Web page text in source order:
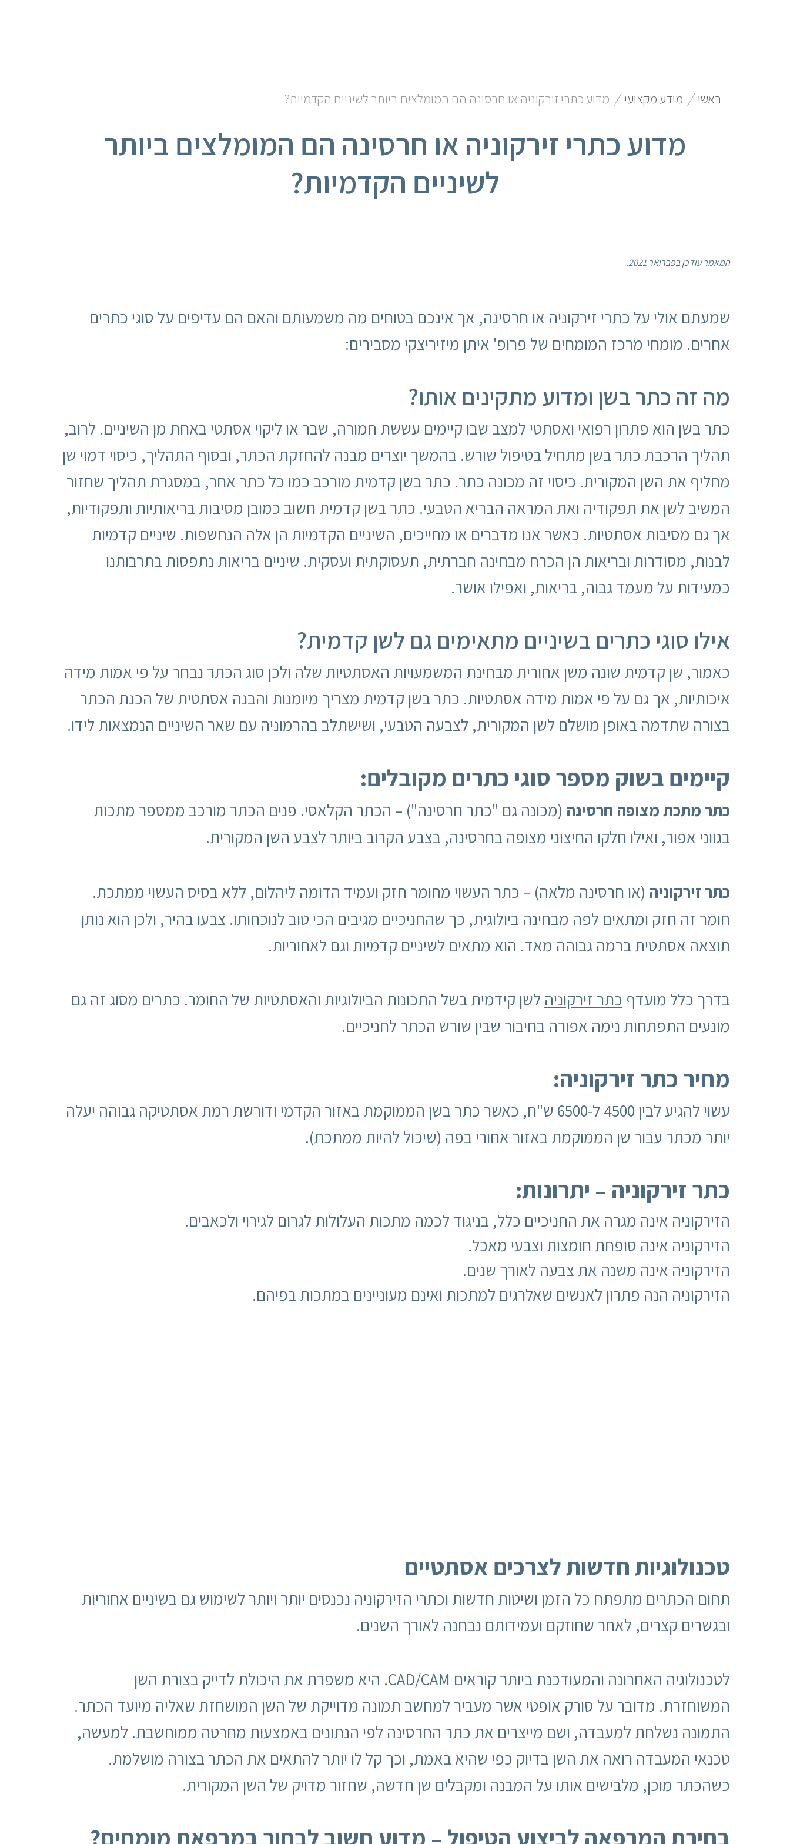
ראשי / מידע מקצועי / מדוע כתרי זירקוניה או חרסינה הם המומלצים ביותר לשיניים הקדמיות?
מדוע כתרי זירקוניה או חרסינה הם המומלצים ביותר
לשיניים הקדמיות?
המאמר עודכן בפברואר 2021.
שמעתם אולי על כתרי זירקוניה או חרסינה, אך אינכם בטוחים מה משמעותם והאם הם עדיפים על סוגי כתרים
אחרים. מומחי מרכז המומחים של פרופ' איתן מיזיריצקי מסבירים:
מה זה כתר בשן ומדוע מתקינים אותו?
כתר בשן הוא פתרון רפואי ואסתטי למצב שבו קיימים עששת חמורה, שבר או ליקוי אסתטי באחת מן השיניים. לרוב,
תהליך הרכבת כתר בשן מתחיל בטיפול שורש. בהמשך יוצרים מבנה להחזקת הכתר, ובסוף התהליך, כיסוי דמוי שן
מחליף את השן המקורית. כיסוי זה מכונה כתר. כתר בשן קדמית מורכב כמו כל כתר אחר, במסגרת תהליך שחזור
המשיב לשן את תפקודיה ואת המראה הבריא הטבעי. כתר בשן קדמית חשוב כמובן מסיבות בריאותיות ותפקודיות,
אך גם מסיבות אסתטיות. כאשר אנו מדברים או מחייכים, השיניים הקדמיות הן אלה הנחשפות. שיניים קדמיות
לבנות, מסודרות ובריאות הן הכרח מבחינה חברתית, תעסוקתית ועסקית. שיניים בריאות נתפסות בתרבותנו
כמעידות על מעמד גבוה, בריאות, ואפילו אושר.
אילו סוגי כתרים בשיניים מתאימים גם לשן קדמית?
כאמור, שן קדמית שונה משן אחורית מבחינת המשמעויות האסתטיות שלה ולכן סוג הכתר נבחר על פי אמות מידה
איכותיות, אך גם על פי אמות מידה אסתטיות. כתר בשן קדמית מצריך מיומנות והבנה אסתטית של הכנת הכתר
בצורה שתדמה באופן מושלם לשן המקורית, לצבעה הטבעי, ושישתלב בהרמוניה עם שאר השיניים הנמצאות לידו.
קיימים בשוק מספר סוגי כתרים מקובלים:
כתר מתכת מצופה חרסינה (מכונה גם "כתר חרסינה") – הכתר הקלאסי. פנים הכתר מורכב ממספר מתכות
בגווני אפור, ואילו חלקו החיצוני מצופה בחרסינה, בצבע הקרוב ביותר לצבע השן המקורית.
כתר זירקוניה (או חרסינה מלאה) – כתר העשוי מחומר חזק ועמיד הדומה ליהלום, ללא בסיס העשוי ממתכת.
חומר זה חזק ומתאים לפה מבחינה ביולוגית, כך שהחניכיים מגיבים הכי טוב לנוכחותו. צבעו בהיר, ולכן הוא נותן
תוצאה אסתטית ברמה גבוהה מאד. הוא מתאים לשיניים קדמיות וגם לאחוריות.
בדרך כלל מועדף כתר זירקוניה לשן קידמית בשל התכונות הביולוגיות והאסתטיות של החומר. כתרים מסוג זה גם
מונעים התפתחות נימה אפורה בחיבור שבין שורש הכתר לחניכיים.
מחיר כתר זירקוניה:
עשוי להגיע לבין 4500 ל-6500 ש"ח, כאשר כתר בשן הממוקמת באזור הקדמי ודורשת רמת אסתטיקה גבוהה יעלה
יותר מכתר עבור שן הממוקמת באזור אחורי בפה (שיכול להיות ממתכת).
כתר זירקוניה – יתרונות:
הזירקוניה אינה מגרה את החניכיים כלל, בניגוד לכמה מתכות העלולות לגרום לגירוי ולכאבים.
הזירקוניה אינה סופחת חומצות וצבעי מאכל.
הזירקוניה אינה משנה את צבעה לאורך שנים.
הזירקוניה הנה פתרון לאנשים שאלרגים למתכות ואינם מעוניינים במתכות בפיהם.
טכנולוגיות חדשות לצרכים אסתטיים
תחום הכתרים מתפתח כל הזמן ושיטות חדשות וכתרי הזירקוניה נכנסים יותר ויותר לשימוש גם בשיניים אחוריות
ובגשרים קצרים, לאחר שחוזקם ועמידותם נבחנה לאורך השנים.
לטכנולוגיה האחרונה והמעודכנת ביותר קוראים CAD/CAM. היא משפרת את היכולת לדייק בצורת השן
המשוחזרת. מדובר על סורק אופטי אשר מעביר למחשב תמונה מדוייקת של השן המושחזת שאליה מיועד הכתר.
התמונה נשלחת למעבדה, ושם מייצרים את כתר החרסינה לפי הנתונים באמצעות מחרטה ממוחשבת. למעשה,
טכנאי המעבדה רואה את השן בדיוק כפי שהיא באמת, וכך קל לו יותר להתאים את הכתר בצורה מושלמת.
כשהכתר מוכן, מלבישים אותו על המבנה ומקבלים שן חדשה, שחזור מדויק של השן המקורית.
בחירת המרפאה לביצוע הטיפול – מדוע חשוב לבחור במרפאת מומחים?